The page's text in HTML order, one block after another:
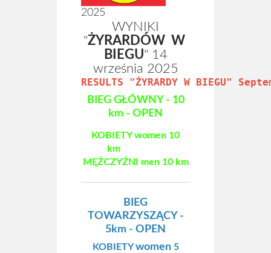
2025
WYNIKI
"ŻYRARDÓW W
BIEGU" 14
września 2025
RESULTS "ŻYRARDY W BIEGU"
BIEG GŁÓWNY - 10
km - OPEN
KOBIETYwomen 10
km
MĘŻCZYŹNI men10 km
BIEG
TOWARZYSZĄCY -
5km - OPEN
KOBIETYwomen5